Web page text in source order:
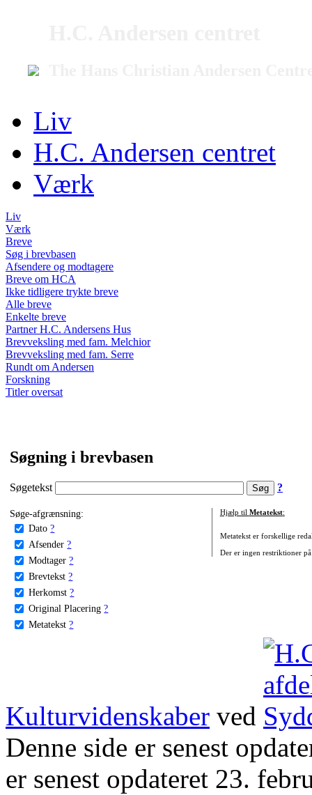
Liv
H.C. Andersen centret
Værk
Liv
Værk
Breve
Søg i brevbasen
Afsendere og modtagere
Breve om HCA
Ikke tidligere trykte breve
Alle breve
Enkelte breve
Partner H.C. Andersens Hus
Brevveksling med fam. Melchior
Brevveksling med fam. Serre
Rundt om Andersen
Forskning
Titler oversat
Søgning i brevbasen
Søgetekst ?
Søge-afgrænsning:
Dato ?
Afsender ?
Modtager ?
Brevtekst ?
Herkomst ?
Original Placering ?
Metatekst ?
Hjælp til Metatekst:
Metatekst er forskellige
Der er ingen restriktioner
Kulturvidenskaber ved
Denne side er senest
er senest opdateret 23.